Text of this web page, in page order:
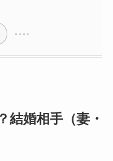
結婚相手（妻・